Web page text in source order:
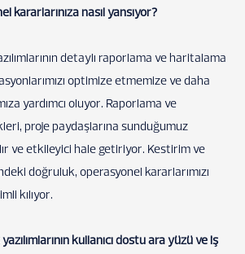
kararlarınıza nasıl yansıyor?
detaylı raporlama ve haritalama
optimize etmemize ve daha
yardımcı oluyor. Raporlama ve
proje paydaşlarına sunduğumuz
ve etkileyici hale getiriyor. Kestirim ve
doğruluk, operasyonel kararlarımızı
kılıyor.
kullanıcı dostu ara yüzü ve iş